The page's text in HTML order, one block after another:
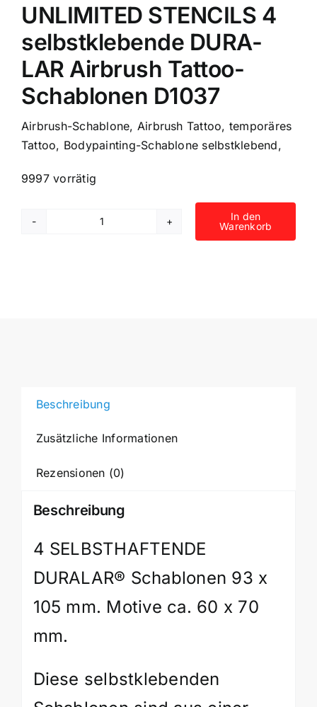
UNLIMITED STENCILS 4
selbstklebende DURA-
LAR Airbrush Tattoo-
Schablonen D1037
Airbrush-Schablone, Airbrush Tattoo, temporäres
Tattoo, Bodypainting-Schablone selbstklebend,
9997 vorrätig
UNLIMITED
D1037
In den
Warenkorb
Beschreibung
Zusätzliche Informationen
Rezensionen (0)
Beschreibung
4 SELBSTHAFTENDE
DURALAR® Schablonen 93 x
105 mm. Motive ca. 60 x 70
mm.
Diese selbstklebenden